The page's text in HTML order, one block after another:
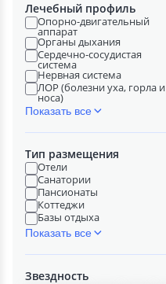
Лечебный профиль
Опорно-двигательный
аппарат
Органы дыхания
Сердечно-сосудистая
система
Нервная система
ЛОР (болезни уха, горла и
носа)
Показать все
Тип размещения
Отели
Санатории
Пансионаты
Коттеджи
Базы отдыха
Показать все
Звездность